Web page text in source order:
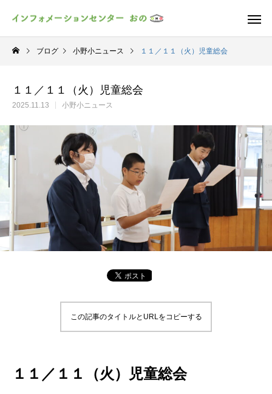
ブログ 小野小ニュース １１／１１（火）児童総会
１１／１１（火）児童総会
2025.11.13 小野小ニュース
この記事のタイトルとURLをコピーする
１１／１１（火）児童総会